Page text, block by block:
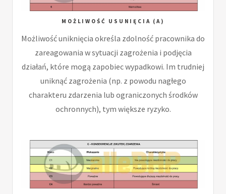
MOŻLIWOŚĆ USUNIĘCIA (A)
Możliwość uniknięcia określa zdolność pracownika do
zareagowania w sytuacji zagrożenia i podjęcia
działań, które mogą zapobiec wypadkowi. Im trudniej
uniknąć zagrożenia (np. z powodu nagłego
charakteru zdarzenia lub ograniczonych środków
ochronnych), tym większe ryzyko.